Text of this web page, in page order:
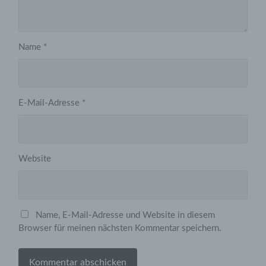
Name *
E-Mail-Adresse *
Website
Name, E-Mail-Adresse und Website in diesem
Browser für meinen nächsten Kommentar speichern.
insbesondere mittels Zuordnung zu einer
Kennung wie einem Namen, zu einer
Kennnummer, zu Standortdaten, zu einer
besonderen Merkmalen, die Ausdruck der
physischen, physiologischen, genetischen,